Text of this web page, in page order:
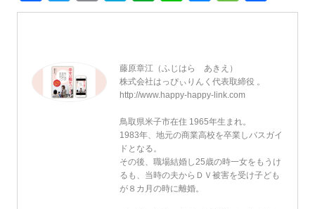
有
藤原章江（ふじはら あきえ）
株式会社はっぴぃりんく代表取締役 。
http://www.happy-happy-link.com
鳥取県米子市在住 1965年生まれ。
1983年、地元の商業高校を卒業しバスガイ
ドとなる。
その後、職場結婚し25歳の時一女をもうけ
るも、当時の夫からＤＶ被害を受け子ども
が８カ月の時に離婚。